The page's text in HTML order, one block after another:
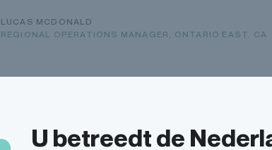
LUCAS MCDONALD
REGIONAL OPERATIONS MANAGER, ONTARIO EAST. CA
U betreedt de